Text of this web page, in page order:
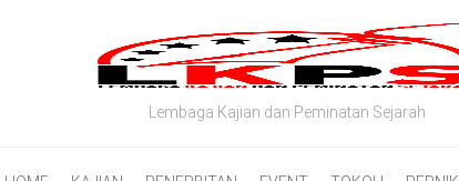
Lembaga Kajian dan Peminatan Sejarah